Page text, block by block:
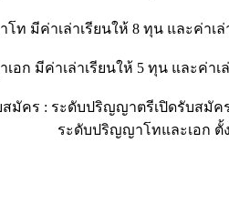
เล่าเรียนให้ 8 ทุน และค่าเล่า
าเล่าเรียนให้ 5 ทุน และค่าเล่
: ระดับปริญญาตรีเปิดรับสมัครตั้
และเอก ตั้งแต่วันนี้ -